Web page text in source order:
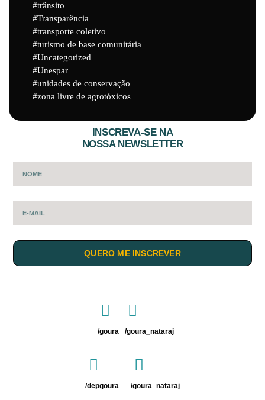
trânsito
Transparência
transporte coletivo
turismo de base comunitária
Uncategorized
Unespar
unidades de conservação
zona livre de agrotóxicos
INSCREVA-SE NA
NOSSA NEWSLETTER
QUERO ME INSCREVER
/goura /goura_nataraj
/depgoura /goura_nataraj